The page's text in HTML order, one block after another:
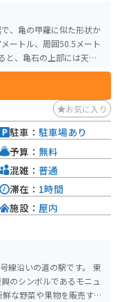
、亀の甲羅に似た形状か
ートル、周囲50.5メート
、亀石の上部には天狗が
けるために修行し、その
題にもなりました。周囲
ことができます。滝とま
もあるので座ってゆった
お気に入り
沿いの道の駅です。 東
のシンボルであるモニュ
駐車： 駐車場あり
予算： 無料
混雑： 普通
滞在： 1時間
施設： 屋内